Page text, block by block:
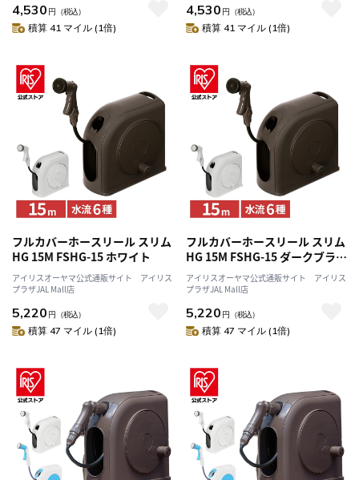
4,530 円 （税込）
積算 41 マイル (1倍)
4,530 円 （税込）
積算 41 マイル (1倍)
フルカバーホースリール スリム
HG 15M FSHG-15 ホワイト
アイリスオーヤマ公式通販サイト アイリス
プラザJAL Mall店
5,220 円 （税込）
積算 47 マイル (1倍)
フルカバーホースリール スリム
HG 15M FSHG-15 ダークブラウ
ン
アイリスオーヤマ公式通販サイト アイリス
プラザJAL Mall店
5,220 円 （税込）
積算 47 マイル (1倍)